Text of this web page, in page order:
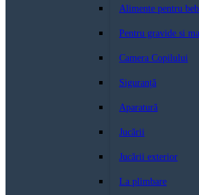
Alimente pentru
Pentru gravide si
Camera Copilului
Siguranță
Aparatură
Jucării
Jucării exterior
La plimbare